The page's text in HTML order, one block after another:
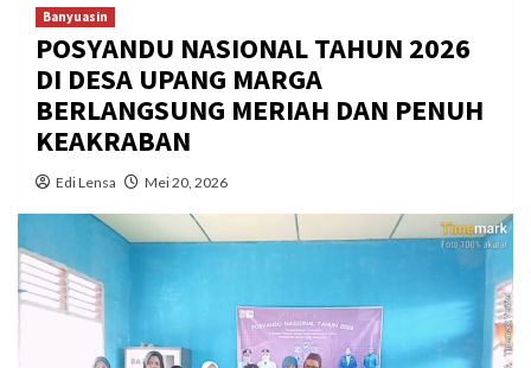
Banyuasin
POSYANDU NASIONAL TAHUN 2026
DI DESA UPANG MARGA
BERLANGSUNG MERIAH DAN PENUH
KEAKRABAN
Edi Lensa Mei 20, 2026